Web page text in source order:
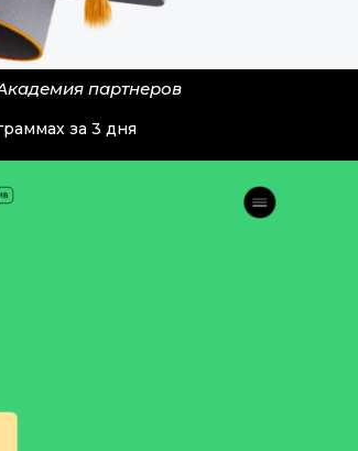
партнеров
за 3 дня